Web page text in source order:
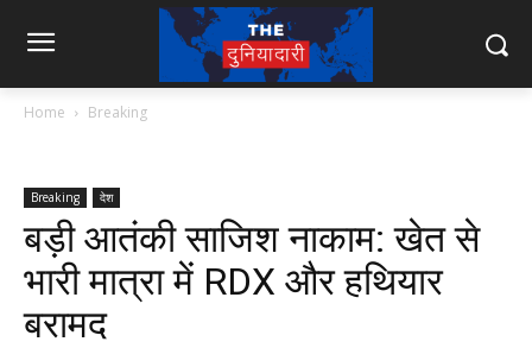
Home Breaking
Breaking देश
बड़ी आतंकी साजिश नाकाम: खेत से
भारी मात्रा में RDX और हथियार
बरामद